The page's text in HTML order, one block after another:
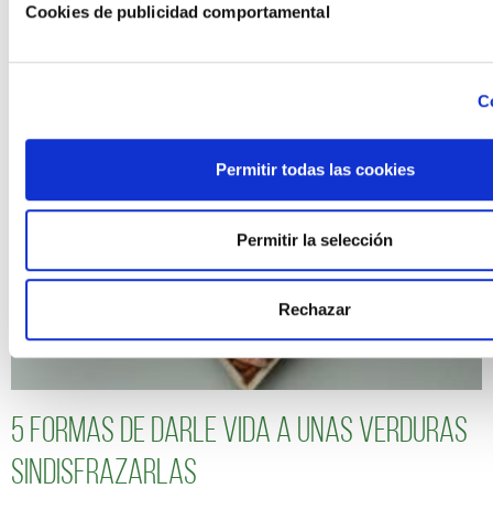
Cookies de publicidad comportamental
Permitir todas las cookies
Permitir la selección
Rechazar
Comer de picoteo sin comer mal: claves
5 formas de darle vida a unas verduras
sindisfrazarlas